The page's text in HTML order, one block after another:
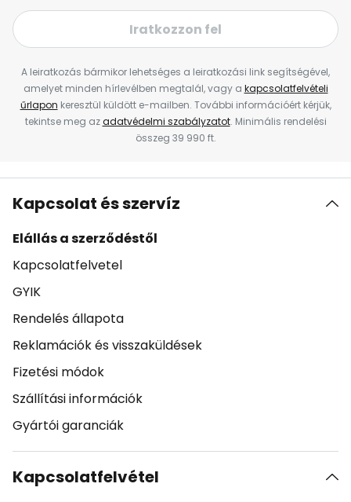
Iratkozzon fel
A leiratkozás bármikor lehetséges a leiratkozási link segítségével,
amelyet minden hírlevélben megtalál, vagy a kapcsolatfelvételi
űrlapon keresztül küldött e-mailben. További információért kérjük,
tekintse meg azadatvédelmi szabályzatot. Minimális rendelési
összeg 39 990 ft.
Kapcsolat és szervíz
Elállás a szerződéstől
Kapcsolatfelvetel
GYIK
Rendelés állapota
Reklamációk és visszaküldések
Fizetési módok
Szállítási információk
Gyártói garanciák
Kapcsolatfelvétel